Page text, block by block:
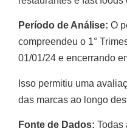
Período de Análise: O
compreendeu o 1°
01/01/24 e encerrando
Isso permitiu uma
das marcas ao longo
Fonte de Dados: Todas